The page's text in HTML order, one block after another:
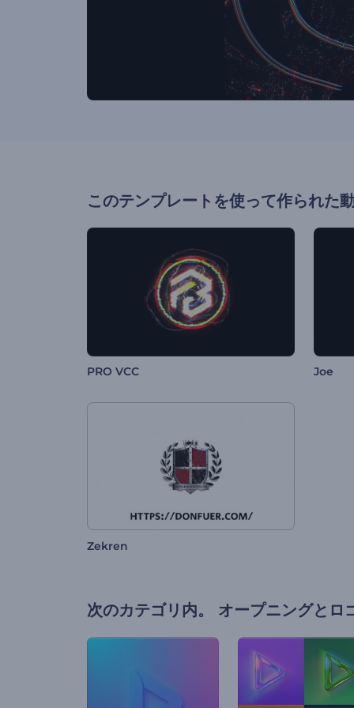
このテンプレートを使って作られた
PRO VCC Joe
Zekren
次のカテゴリ内。 オープニングとロ